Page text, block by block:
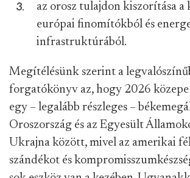
az orosz tulajdon kiszorítása a
európai finomítókból és
infrastruktúrából.
Megítélésünk szerint a
forgatókönyv az, hogy 2026
egy – legalább részleges –
Oroszország és az Egyesült
Ukrajna között, mivel az amerikai
szándékot és